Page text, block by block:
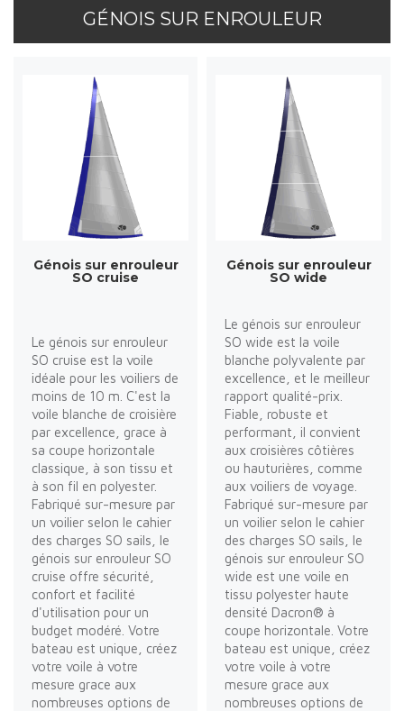
GÉNOIS SUR ENROULEUR
Génois sur enrouleur
SO cruise
Le génois sur enrouleur
SO cruise est la voile
idéale pour les voiliers de
moins de 10 m. C'est la
voile blanche de croisière
par excellence, grace à
sa coupe horizontale
classique, à son tissu et
à son fil en polyester.
Fabriqué sur-mesure par
un voilier selon le cahier
des charges SO sails, le
génois sur enrouleur SO
cruise offre sécurité,
confort et facilité
d'utilisation pour un
budget modéré. Votre
bateau est unique, créez
votre voile à votre
mesure grace aux
nombreuses options de
Génois sur enrouleur
SO wide
Le génois sur enrouleur
SO wide est la voile
blanche polyvalente par
excellence, et le meilleur
rapport qualité-prix.
Fiable, robuste et
performant, il convient
aux croisières côtières
ou hauturières, comme
aux voiliers de voyage.
Fabriqué sur-mesure par
un voilier selon le cahier
des charges SO sails, le
génois sur enrouleur SO
wide est une voile en
tissu polyester haute
densité Dacron® à
coupe horizontale. Votre
bateau est unique, créez
votre voile à votre
mesure grace aux
nombreuses options de